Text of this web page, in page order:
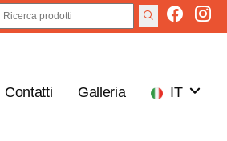
Contatti Galleria
IT